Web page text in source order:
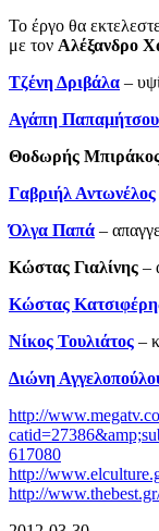
Το έργο θα
με τον Αλέξανδρο
Τζένη Δριβάλα –
Αγάπη Παπαμήτσου
Θοδωρής
Γαβριήλ Αντωνέλος
Όλγα Παπά –
Κώστας Γιαλίνης ­–
Κώστας
Νίκος Τουλιάτος –
Διώνη
http://
617080
http://
http://